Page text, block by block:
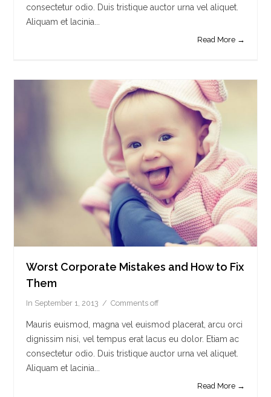
consectetur odio. Duis tristique auctor urna vel aliquet.
Aliquam et lacinia...
Read More →
Worst Corporate Mistakes and How to Fix
Them
In September 1, 2013 Comments off
Mauris euismod, magna vel euismod placerat, arcu orci
dignissim nisi, vel tempus erat lacus eu dolor. Etiam ac
consectetur odio. Duis tristique auctor urna vel aliquet.
Aliquam et lacinia...
Read More →